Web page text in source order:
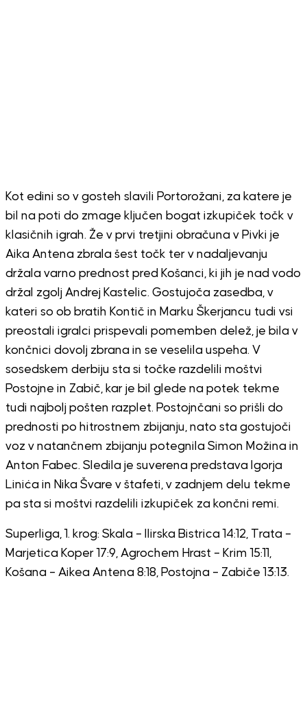
Kot edini so v gosteh slavili Portorožani, za katere je
bil na poti do zmage ključen bogat izkupiček točk v
klasičnih igrah. Že v prvi tretjini obračuna v Pivki je
Aika Antena zbrala šest točk ter v nadaljevanju
držala varno prednost pred Košanci, ki jih je nad vodo
držal zgolj Andrej Kastelic. Gostujoča zasedba, v
kateri so ob bratih Kontič in Marku Škerjancu tudi vsi
preostali igralci prispevali pomemben delež, je bila v
končnici dovolj zbrana in se veselila uspeha. V
sosedskem derbiju sta si točke razdelili moštvi
Postojne in Zabič, kar je bil glede na potek tekme
tudi najbolj pošten razplet. Postojnčani so prišli do
prednosti po hitrostnem zbijanju, nato sta gostujoči
voz v natančnem zbijanju potegnila Simon Možina in
Anton Fabec. Sledila je suverena predstava Igorja
Linića in Nika Švare v štafeti, v zadnjem delu tekme
pa sta si moštvi razdelili izkupiček za končni remi.
Superliga, 1. krog: Skala – Ilirska Bistrica 14:12, Trata –
Marjetica Koper 17:9, Agrochem Hrast – Krim 15:11,
Košana – Aikea Antena 8:18, Postojna – Zabiče 13:13.